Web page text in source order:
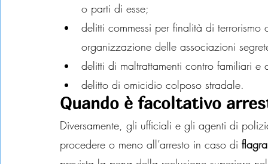
o parti di esse;
delitti commessi per finalità di
organizzazione delle associazioni
delitti di maltrattamenti contro familiari e
delitto di omicidio colposo stradale.
Quando è facoltativo
Diversamente, gli ufficiali e gli agenti di
procedere o meno all’arresto in caso di